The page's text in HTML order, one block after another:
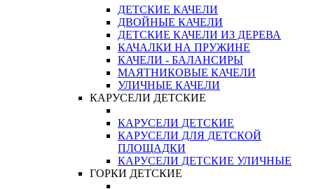
ДЕТСКИЕ КАЧЕЛИ
ДВОЙНЫЕ КАЧЕЛИ
ДЕТСКИЕ КАЧЕЛИ ИЗ ДЕРЕВА
КАЧАЛКИ НА ПРУЖИНЕ
КАЧЕЛИ - БАЛАНСИРЫ
МАЯТНИКОВЫЕ КАЧЕЛИ
УЛИЧНЫЕ КАЧЕЛИ
КАРУСЕЛИ ДЕТСКИЕ
КАРУСЕЛИ ДЕТСКИЕ
КАРУСЕЛИ ДЛЯ ДЕТСКОЙ
ПЛОЩАДКИ
КАРУСЕЛИ ДЕТСКИЕ УЛИЧНЫЕ
ГОРКИ ДЕТСКИЕ